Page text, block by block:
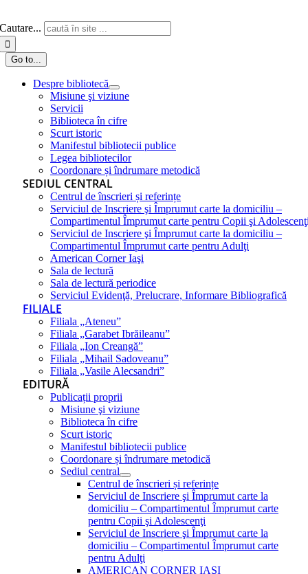
Cautare...
Go to...
Despre bibliotecă
Misiune şi viziune
Servicii
Biblioteca în cifre
Scurt istoric
Manifestul bibliotecii publice
Legea bibliotecilor
Coordonare și îndrumare metodică
SEDIUL CENTRAL
Centrul de înscrieri și referințe
Serviciul de Inscriere şi Împrumut carte la domiciliu –
Compartimentul Împrumut carte pentru Copii şi
Serviciul de Inscriere şi Împrumut carte la domiciliu –
Compartimentul Împrumut carte pentru Adulţi
American Corner Iaşi
Sala de lectură
Sala de lectură periodice
Serviciul Evidenţă, Prelucrare, Informare Bibliografică
FILIALE
Filiala „Ateneu”
Filiala „Garabet Ibrăileanu”
Filiala „Ion Creangă”
Filiala „Mihail Sadoveanu”
Filiala „Vasile Alecsandri”
EDITURĂ
Publicații proprii
Misiune şi viziune
Biblioteca în cifre
Scurt istoric
Manifestul bibliotecii publice
Coordonare și îndrumare metodică
Sediul central
Centrul de înscrieri și referințe
Serviciul de Inscriere şi Împrumut carte la
domiciliu – Compartimentul Împrumut carte
pentru Copii şi Adolescenţi
Serviciul de Inscriere şi Împrumut carte la
domiciliu – Compartimentul Împrumut carte
pentru Adulţi
AMERICAN CORNER IAŞI